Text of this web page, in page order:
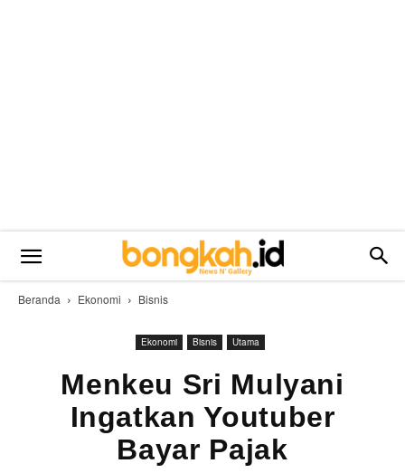
Beranda Ekonomi Bisnis
Ekonomi Bisnis Utama
Menkeu Sri Mulyani
Ingatkan Youtuber
Bayar Pajak